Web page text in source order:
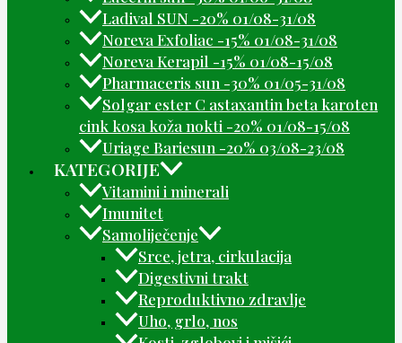
Ladival SUN -20% 01/08-31/08
Noreva Exfoliac -15% 01/08-31/08
Noreva Kerapil -15% 01/08-15/08
Pharmaceris sun -30% 01/05-31/08
Solgar ester C astaxantin beta karoten
cink kosa koža nokti -20% 01/08-15/08
Uriage Bariesun -20% 03/08-23/08
KATEGORIJE
Vitamini i minerali
Imunitet
Samoliječenje
Srce, jetra, cirkulacija
Digestivni trakt
Reproduktivno zdravlje
Uho, grlo, nos